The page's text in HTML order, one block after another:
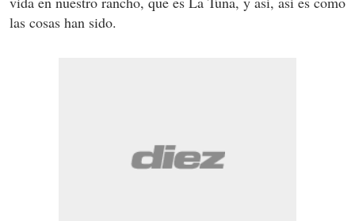
las cosas han sido.